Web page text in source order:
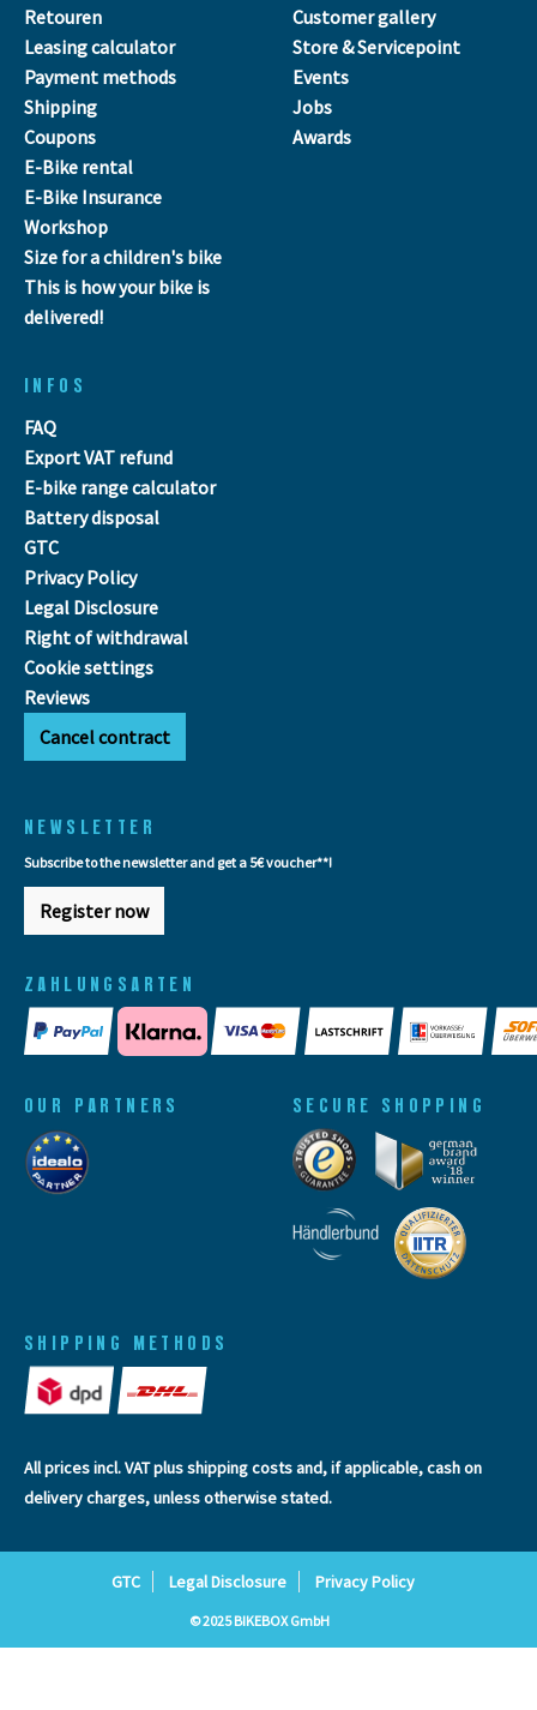
Retouren
Leasing calculator
Payment methods
Shipping
Coupons
E-Bike rental
E-Bike Insurance
Workshop
Size for a children's bike
This is how your bike is
delivered!
Customer gallery
Store & Servicepoint
Events
Jobs
Awards
INFOS
FAQ
Export VAT refund
E-bike range calculator
Battery disposal
GTC
Privacy Policy
Legal Disclosure
Right of withdrawal
Cookie settings
Reviews
Cancel contract
NEWSLETTER
Subscribe to the newsletter and get a 5€ voucher**!
Register now
ZAHLUNGSARTEN
SHIPPING METHODS
OUR PARTNERS SECURE SHOPPING
All prices incl. VAT plusshipping costsand, if applicable, cash on
delivery charges, unless otherwise stated.
GTC Legal Disclosure Privacy Policy
© 2025 BIKEBOX GmbH